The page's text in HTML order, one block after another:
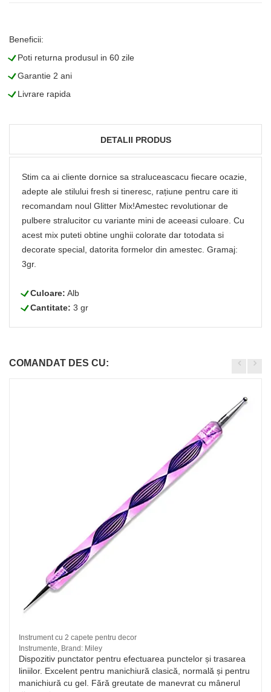
Beneficii:
LPoti returna produsul in 60 zile
LGarantie 2 ani
LLivrare rapida
DETALII PRODUS
Stim ca ai cliente dornice sa straluceascacu fiecare ocazie,
adepte ale stilului fresh si tineresc, rațiune pentru care iti
recomandam noul Glitter Mix!Amestec revolutionar de
pulbere stralucitor cu variante mini de aceeasi culoare. Cu
acest mix puteti obtine unghii colorate dar totodata si
decorate special, datorita formelor din amestec. Gramaj:
3gr.
LCuloare: Alb
LCantitate: 3 gr
COMANDAT DES CU:
Instrument cu 2 capete pentru decor
Instrumente, Brand: Miley
Dispozitiv punctator pentru efectuarea punctelor și trasarea
liniilor. Excelent pentru manichiură clasică, normală și pentru
manichiură cu gel. Fără greutate de manevrat cu mânerul